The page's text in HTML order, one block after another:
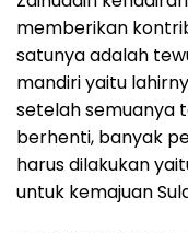
memberikan
satunya adalah
mandiri yaitu
setelah semuanya
berhenti, banyak
harus dilakukan
untuk kemajuan